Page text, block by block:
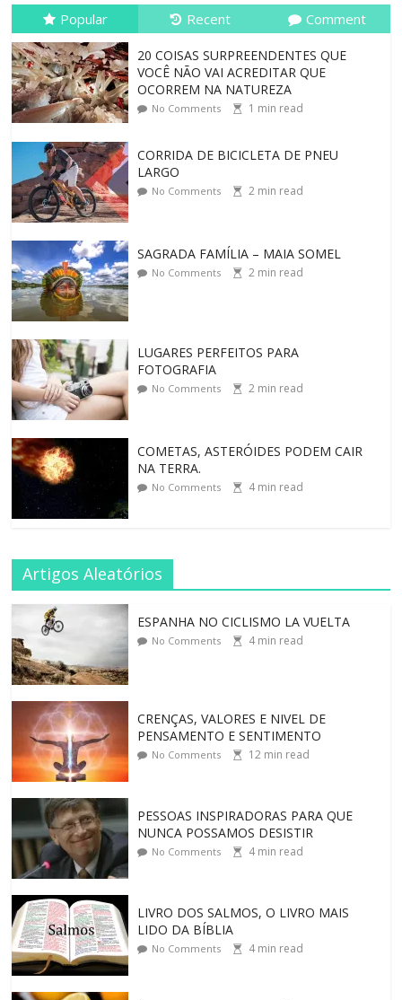
Popular Recent Comment
20 COISAS SURPREENDENTES QUE
VOCÊ NÃO VAI ACREDITAR QUE
OCORREM NA NATUREZA
No Comments 1 min read
CORRIDA DE BICICLETA DE PNEU
LARGO
No Comments 2 min read
SAGRADA FAMÍLIA – MAIA SOMEL
No Comments 2 min read
LUGARES PERFEITOS PARA
FOTOGRAFIA
No Comments 2 min read
COMETAS, ASTERÓIDES PODEM CAIR
NA TERRA.
No Comments 4min read
Artigos Aleatórios
ESPANHA NO CICLISMO LA VUELTA
No Comments 4min read
CRENÇAS, VALORES E NIVEL DE
PENSAMENTO E SENTIMENTO
No Comments 12 min read
PESSOAS INSPIRADORAS PARA QUE
NUNCA POSSAMOS DESISTIR
No Comments 4min read
LIVRO DOS SALMOS, O LIVRO MAIS
LIDO DA BÍBLIA
No Comments 4min read